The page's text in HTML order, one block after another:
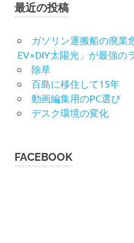
最近の投稿
ガソリン運搬船の廃
EV×DIY太陽光」が最強の
除草
百島に移住して15年
動画編集用のPC選び
デスク環境の変化
FACEBOOK